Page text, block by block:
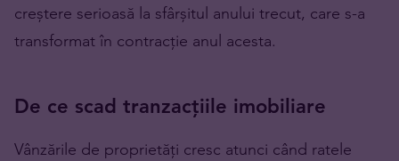
creștere serioasă la sfârșitul anului trecut, care s-a
transformat în contracție anul acesta.
De ce scad tranzacțiile imobiliare
Vânzările de proprietăți cresc atunci când ratele